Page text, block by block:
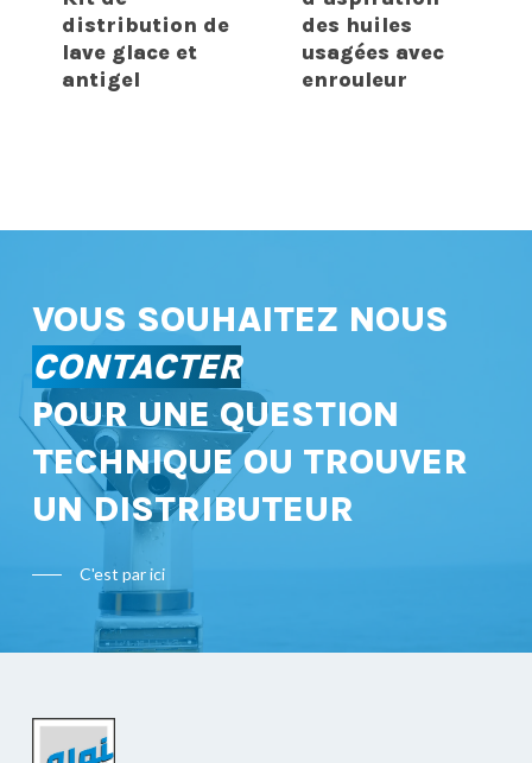
distribution de
lave glace et
antigel
des huiles
usagées avec
enrouleur
VOUS SOUHAITEZ NOUS
CONTACTER
POUR UNE QUESTION
TECHNIQUE OU TROUVER
UN DISTRIBUTEUR
C'est par ici